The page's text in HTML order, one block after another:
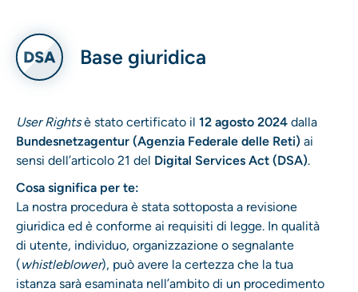
Base giuridica
User Rightsè stato certificato il 12 agosto 2024 dalla
Bundesnetzagentur (Agenzia Federale delle Reti) ai
sensi dell’articolo 21 del Digital Services Act (DSA).
Cosa significa per te:
La nostra procedura è stata sottoposta a revisione
giuridica ed è conforme ai requisiti di legge. In qualità
di utente, individuo, organizzazione o segnalante
(whistleblower), può avere la certezza che la tua
istanza sarà esaminata nell’ambito di un procedimento